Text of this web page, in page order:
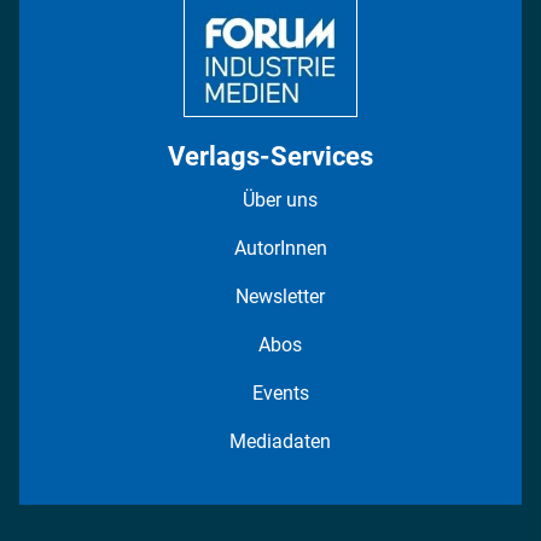
Verlags-Services
Über uns
AutorInnen
Newsletter
Abos
Events
Mediadaten